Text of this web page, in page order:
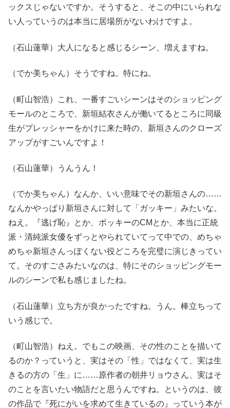
ックスじゃないですか。そうすると、そこの中にいられな
い人っていうのは本当に居場所がないわけですよ。
（石山蓮華）大人になると感じるシーン、増えますね。
（でか美ちゃん）そうですね。特にね。
（町山智浩）これ、一番すごいシーンはそのショッピング
モールのところで、新垣結衣さんが働いてるところに同級
生がプレッシャーをかけに来た時の、新垣さんのクローズ
アップがすごいんですよ！
（石山蓮華）うんうん！
（でか美ちゃん）なんか、いい意味でその新垣さんの……
なんかやっぱり新垣さんに対して「ガッキー」みたいな。
ねえ。『逃げ恥』とか、ポッキーのCMとか、本当に正統
派・清純派女優をずっとやられていてって中での、めちゃ
めちゃ新垣さんっぽくない役どころを完璧に演じきってい
て。そのすごさみたいなのは、特にそのショッピングモー
ルのシーンで私も感じましたね。
（石山蓮華）立ち方が良かったですね。うん。棒立ちって
いう感じで。
（町山智浩）ねえ。でもこの映画、その性のことを描いて
るのか？っていうと、実はその「性」ではなくて、実は生
きるの方の「生」に……原作者の朝井リョウさん、実はそ
のことを言いたい物語だと思うんですね。というのは、彼
の作品で『死にがいを求めて生きているの』っていう本が